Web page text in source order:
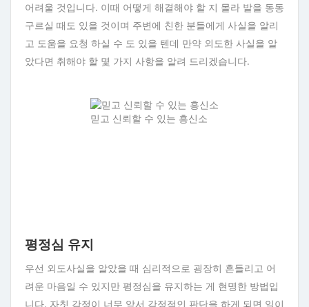
어려울 것입니다. 이때 어떻게 해결해야 할 지 몰라 발을 동동
구르실 때도 있을 것이며 주변에 친한 분들에게 사실을 알리
고 도움을 요청 하실 수 도 있을 텐데 만약 외도한 사실을 알
았다면 취해야 할 몇 가지 사항을 알려 드리겠습니다.
믿고 신뢰할 수 있는 흥신소
평정심 유지
우선 외도사실을 알았을 때 심리적으로 굉장히 흔들리고 어
려운 마음일 수 있지만 평정심을 유지하는 게 현명한 방법입
니다. 자칫 감정이 너무 앞서 감정적인 판단을 하게 되면 일이